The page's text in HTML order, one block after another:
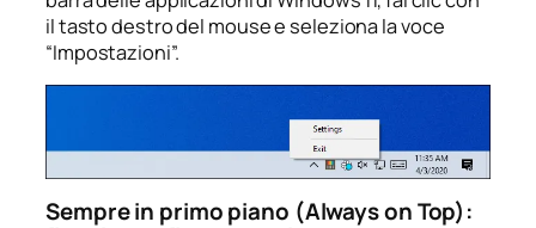
il tasto destro del mouse e seleziona la voce
“Impostazioni”.
Sempre in primo piano (Always on Top):